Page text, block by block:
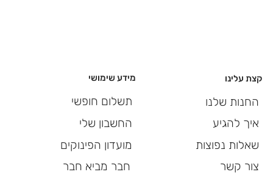
מידע שימושי
תשלום חופשי
החשבון שלי
מועדון הפינוקים
חבר מביא חבר
קצת עלינו
החנות שלנו
איך להגיע
שאלות נפוצות
צור קשר